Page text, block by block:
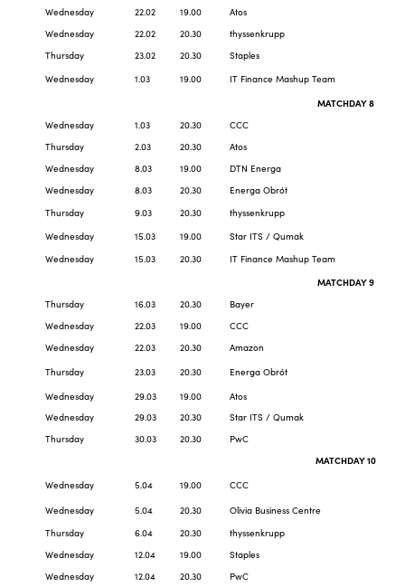
Wednesday
22.02 19.00
Atos
Wednesday
22.02 20.30
thyssenkrupp
Thursday
23.02 20.30
Staples
Wednesday
1.03 19.00
IT Finance Mashup Team
MATCHDAY 8
Wednesday
1.03 20.30
CCC
Thursday
2.03 20.30
Atos
Wednesday
8.03 19.00
DTN Energa
Wednesday
8.03 20.30
Energa Obrót
Thursday
9.03 20.30
thyssenkrupp
Wednesday
15.03 19.00
Star ITS / Qumak
Wednesday
15.03 20.30
IT Finance Mashup Team
MATCHDAY 9
Thursday
16.03 20.30
Bayer
Wednesday
22.03 19.00
CCC
Wednesday
22.03 20.30
Amazon
Thursday
23.03 20.30
Energa Obrót
Wednesday
29.03 19.00
Atos
Wednesday
29.03 20.30
Star ITS / Qumak
Thursday
30.03 20.30
PwC
MATCHDAY 10
Wednesday
5.04 19.00
CCC
Wednesday
5.04 20.30
Olivia Business Centre
Thursday
6.04 20.30
thyssenkrupp
Wednesday
12.04 19.00
Staples
Wednesday
12.04 20.30
PwC